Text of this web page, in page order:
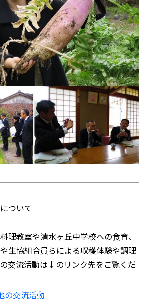
ついて
理教室や清水ヶ丘中学校への食育、
生協組合員らによる収穫体験や調理
交流活動は↓のリンク先をご覧くだ
の交流活動